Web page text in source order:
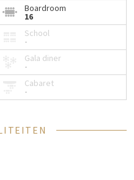
omgevingen en het drukke
levert stress. Een
heeft positief effect op de
de concentratie, helpt onze
geeft ons een
wordt zo
van planten verhoogt
met zelfs 15%!
in de ruimte
Boardroom
16
School
-
Gala diner
-
Cabaret
-